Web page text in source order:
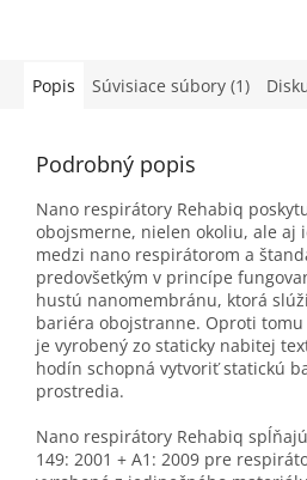
Popis Súvisiace súbory (1)
Podrobný popis
Nano respirátory Rehabiq
obojsmerne, nielen okoliu, ale aj
medzi nano respirátorom a
predovšetkým v princípe
hustú nanomembránu, ktorá
bariéra obojstranne. Oproti
je vyrobený zo staticky nabitej
hodín schopná vytvoriť statickú
prostredia.
Nano respirátory Rehabiq
149: 2001 + A1: 2009 pre